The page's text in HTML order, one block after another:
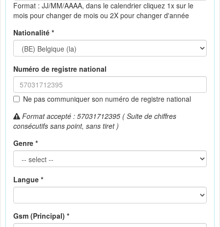
Format : JJ/MM/AAAA, dans le calendrier cliquez 1x sur le
mois pour changer de mois ou 2X pour changer d'année
Nationalité *
Numéro de registre national
Ne pas communiquer son numéro de registre national
Format accepté : 57031712395 ( Suite de chiffres
consécutifs sans point, sans tiret )
Genre *
Langue *
Gsm (Principal) *